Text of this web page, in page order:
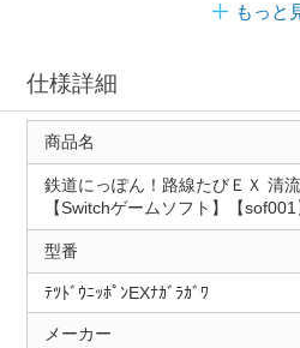
もっと
仕様詳細
商品名
鉄道にっぽん！路線たびＥＸ 清
【Switchゲームソフト】【sof001
型番
ﾃﾂﾄﾞｳﾆｯﾎﾟﾝEXﾅｶﾞﾗｶﾞﾜ
メーカー